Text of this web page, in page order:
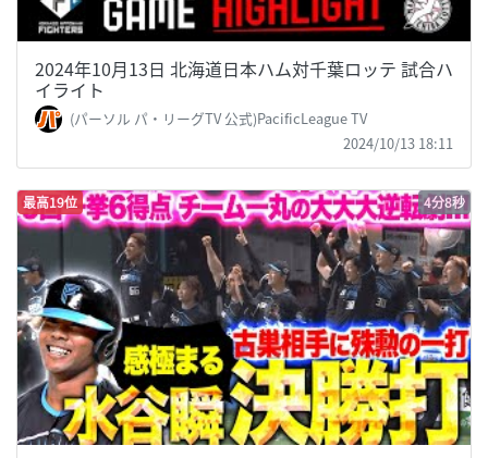
2024年10月13日 北海道日本ハム対千葉ロッテ 試合ハ
イライト
(パーソル パ・リーグTV 公式)PacificLeague TV
2024/10/13 18:11
最高19位 4分8秒